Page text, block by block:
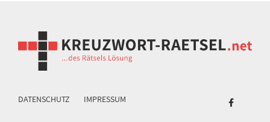
DATENSCHUTZ IMPRESSUM